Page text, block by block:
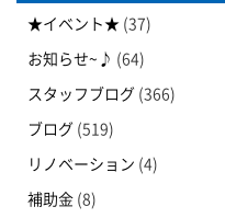
★イベント★ (37)
お知らせ~♪ (64)
スタッフブログ (366)
ブログ (519)
リノベーション (4)
補助金 (8)